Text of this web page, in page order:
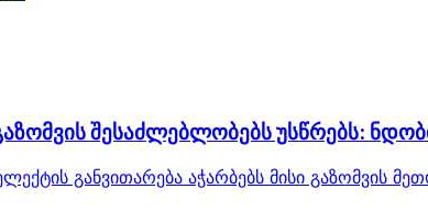
შესაძლებლობებს უსწრებს:
განვითარება აჭარბებს მისი გაზომვის